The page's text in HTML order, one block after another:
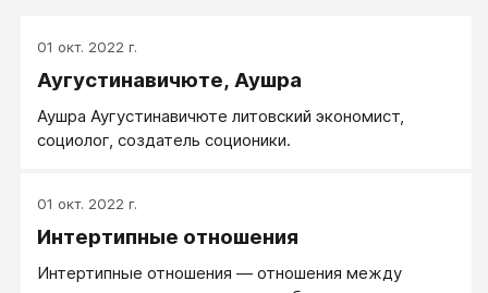
01 окт. 2022 г.
Аугустинавичюте, Аушра
Аушра Аугустинавичюте литовский экономист,
социолог, создатель соционики.
01 окт. 2022 г.
Интертипные отношения
Интертипные отношения — отношения между